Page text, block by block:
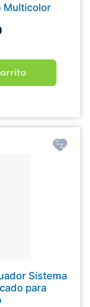
Multicolor
Sistema
para